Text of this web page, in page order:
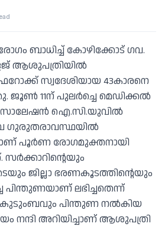
ബാധിച്ച് കോഴിക്കോട് ഗവ.
ആശുപത്രിയില്‍
സ്വദേശിയായ 43കാരനെ
ജൂണ്‍ 11ന് പുലര്‍ച്ചെ മെഡിക്കല്‍
ഐ.സി.യുവില്‍
ഗുരുതരാവസ്ഥയില്‍
പൂര്‍ണ രോഗമുക്തനായി
സര്‍ക്കാറിന്റെയും
ജില്ലാ ഭരണകൂടത്തിന്റെയും
പിന്തുണയാണ് ലഭിച്ചതെന്ന്
പിന്തുണ നല്‍കിയ
നന്ദി അറിയിച്ചാണ് ആശുപത്രി